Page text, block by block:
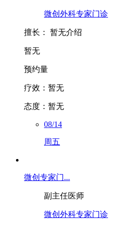
微创外科专家门诊
擅长： 暂无介绍
暂无
预约量
疗效： 暂无
态度： 暂无
08/14
周五
微创专家门...
副主任医师
微创外科专家门诊